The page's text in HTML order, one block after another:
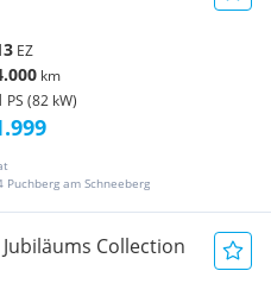
EZ
km
PS (82 kW)
Puchberg am Schneeberg
Collection